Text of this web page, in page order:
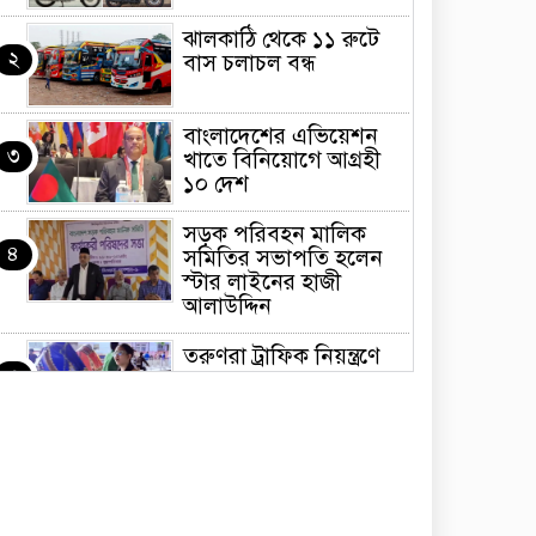
২
ঝালকাঠি থেকে ১১ রুটে
বাস চলাচল বন্ধ
৩
বাংলাদেশের এভিয়েশন
খাতে বিনিয়োগে আগ্রহী
১০ দেশ
৪
সড়ক পরিবহন মালিক
সমিতির সভাপতি হলেন
স্টার লাইনের হাজী
আলাউদ্দিন
৫
তরুণরা ট্রাফিক নিয়ন্ত্রণে
নামুক আবার